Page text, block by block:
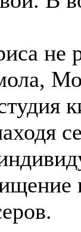
не